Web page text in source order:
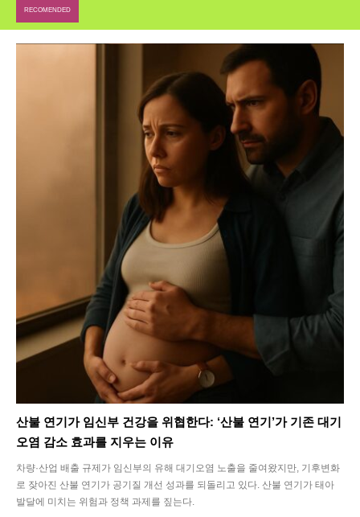
RECOMENDED
산불 연기가 임신부 건강을 위협한다: ‘산불 연기’가 기존 대기
오염 감소 효과를 지우는 이유
차량·산업 배출 규제가 임신부의 유해 대기오염 노출을 줄여왔지만, 기후변화
로 잦아진 산불 연기가 공기질 개선 성과를 되돌리고 있다. 산불 연기가 태아
발달에 미치는 위험과 정책 과제를 짚는다.